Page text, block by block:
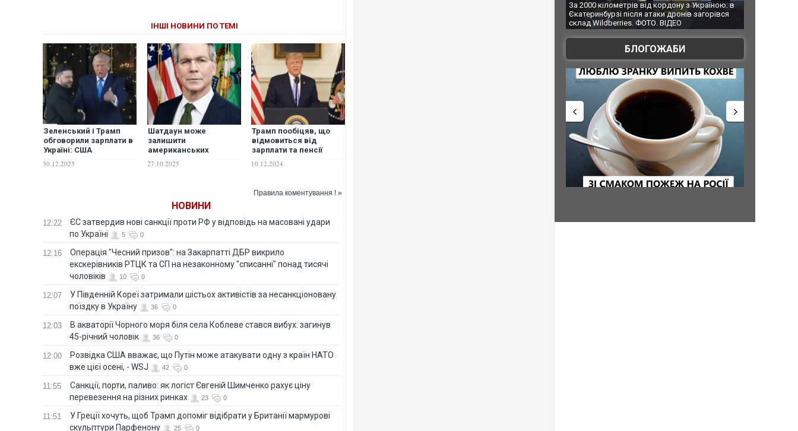
ІНШІ НОВИНИ ПО ТЕМІ
Зеленський і Трамп
обговорили зарплати в
Україні: США
збільшити в рази
30.12.2025
Шатдаун може
залишити
американських
зарплати, - Бессент
27.10.2025
Трамп пообіцяв, що
відмовиться від
зарплати та пенсії
10.12.2024
Правила коментування ! »
НОВИНИ
12:22
ЄС затвердив нові санкції проти РФ у відповідь на масовані удари
по Україні
5 0
12:16
Операція "Чесний призов": на Закарпатті ДБР викрило
екскерівників РТЦК та СП на незаконному "списанні" понад тисячі
чоловіків
10 0
12:07
У Південній Кореї затримали шістьох активістів за несанкціоновану
поїздку в Україну
36 0
12:03
В акваторії Чорного моря біля села Коблеве стався вибух: загинув
45-річний чоловік
36 0
12:00
Розвідка США вважає, що Путін може атакувати одну з країн НАТО
вже цієї осені, - WSJ
42 0
11:55
Санкції, порти, паливо: як логіст Євгеній Шимченко рахує ціну
перевезення на різних ринках
23 0
11:51
У Греції хочуть, щоб Трамп допоміг відібрати у Британії мармурові
скульптури Парфенону
25 0
В Таїланді футболіст загинув від удару
блискавки під час матчу: ще 12 людей
постраждали. ВІДЕО
БЛОГОЖАБИ